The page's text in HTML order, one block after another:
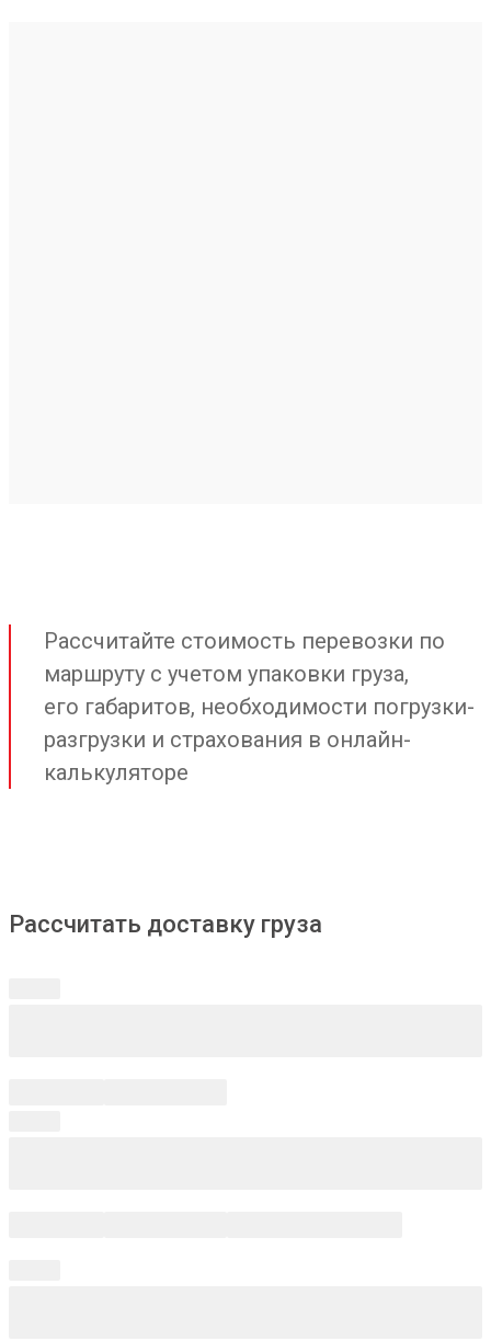
Рассчитайте стоимость перевозки по
маршруту с учетом упаковки груза,
его габаритов, необходимости погрузки-
разгрузки и страхования в онлайн-
калькуляторе
Рассчитать доставку груза